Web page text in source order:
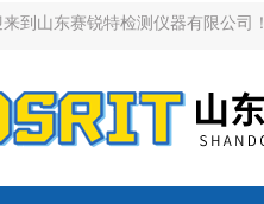
到山东赛锐特检测仪器有限公司！